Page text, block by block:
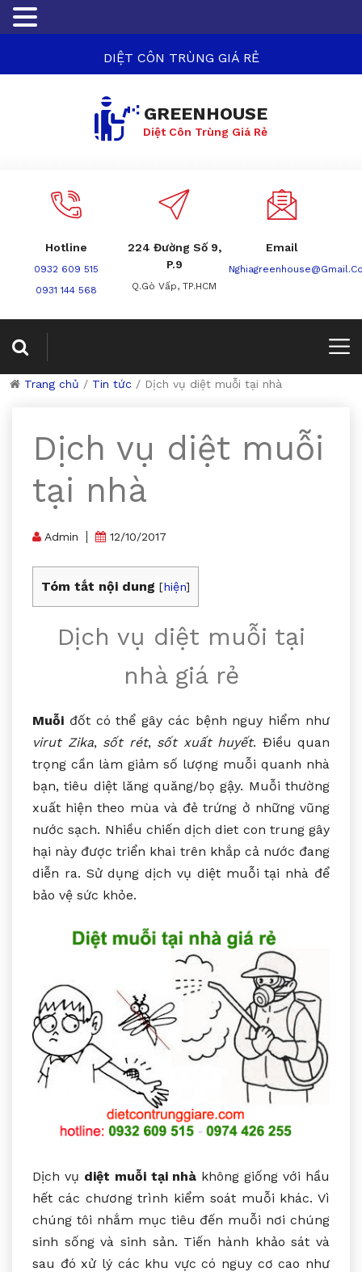
DIỆT CÔN TRÙNG GIÁ RẺ
GREENHOUSE
Diệt Côn Trùng Giá Rẻ
Hotline
0932 609 515
0931 144 568
224 Đường Số 9,
P.9
Q.Gò Vấp, TP.HCM
Email
Trang chủ / Tin tức / Dịch vụ diệt muỗi tại nhà
Dịch vụ diệt muỗi
tại nhà
Admin 12/10/2017
Tóm tắt nội dung [hiện]
Dịch vụ diệt muỗi tại
nhà giá rẻ
Muỗi đốt có thể gây các bệnh nguy hiểm như
virut Zika, sốt rét, sốt xuất huyết. Điều quan
trọng cần làm giảm số lượng muỗi quanh nhà
bạn, tiêu diệt lăng quăng/bọ gậy. Muỗi thường
xuất hiện theo mùa và đẻ trứng ở những vũng
nước sạch. Nhiều chiến dịch diet con trung gây
hại này được triển khai trên khắp cả nước đang
diễn ra. Sử dụng dịch vụ diệt muỗi tại nhà để
bảo vệ sức khỏe.
Dịch vụ diệt muỗi tại nhà không giống với hầu
hết các chương trình kiểm soát muỗi khác. Vì
chúng tôi nhắm mục tiêu đến muỗi nơi chúng
sinh sống và sinh sản. Tiến hành khảo sát và
sau đó xử lý các khu vực có nguy cơ cao như